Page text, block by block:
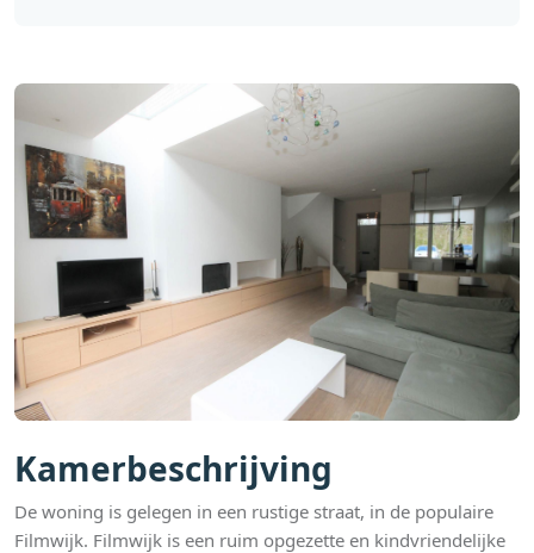
Kamerbeschrijving
De woning is gelegen in een rustige straat, in de populaire
Filmwijk. Filmwijk is een ruim opgezette en kindvriendelijke